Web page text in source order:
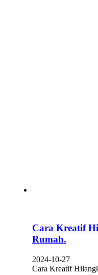
Cara Kreatif
Rumah.
2024-10-27
Cara Kreatif